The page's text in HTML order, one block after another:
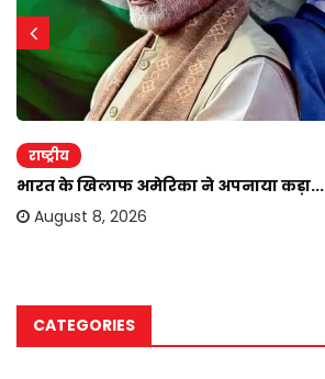
राष्ट्रीय
भारत के खिलाफ अमेरिका ने अपनाया कड़ा...
August 8, 2026
CATEGORIES